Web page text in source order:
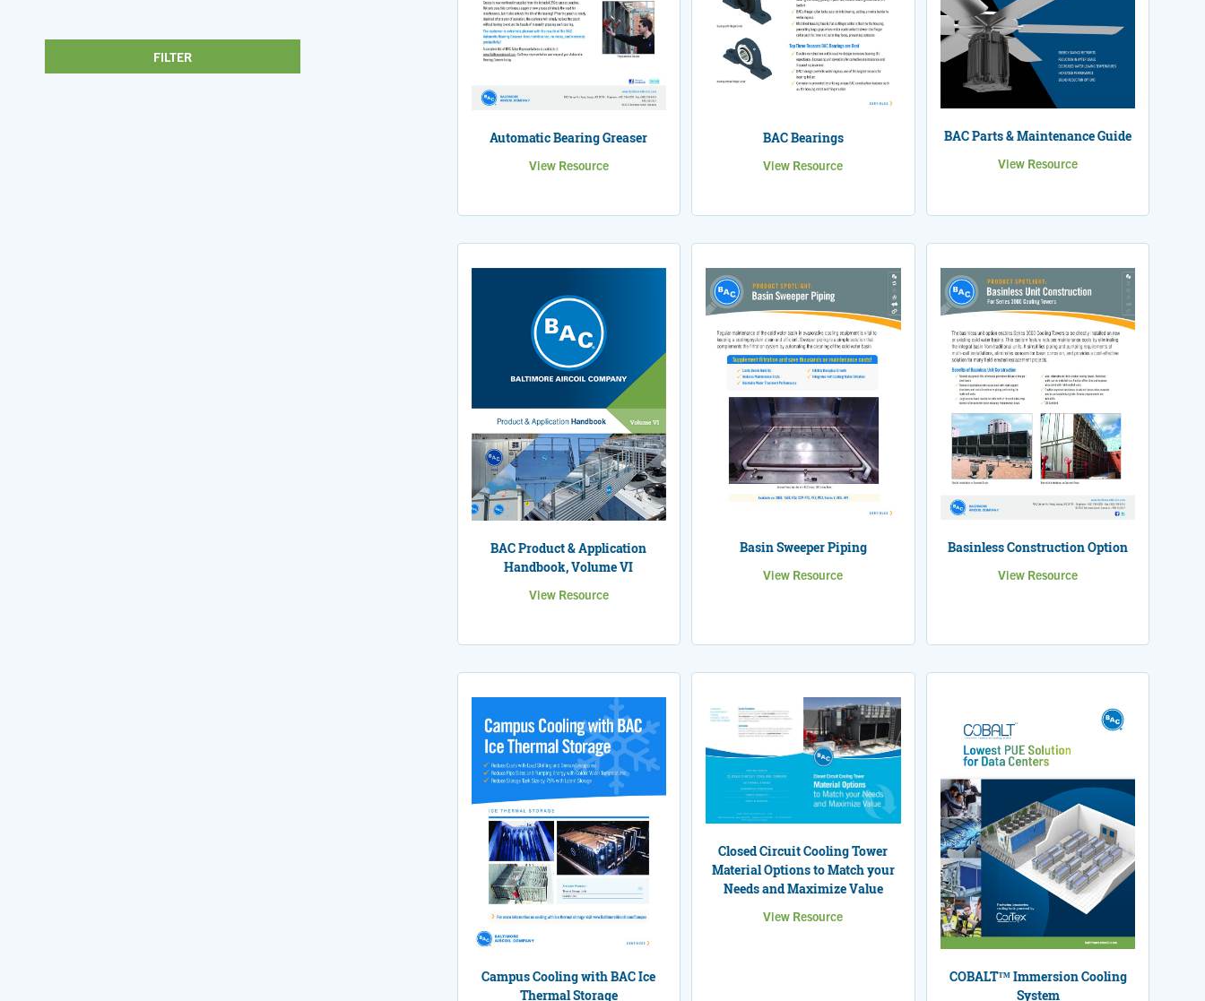
Automatic Bearing Greaser
View Resource
BAC Bearings
View Resource
BAC Parts & Maintenance Guide
View Resource
BAC Product & Application
Handbook, Volume VI
View Resource
Basin Sweeper Piping
View Resource
Basinless Construction Option
View Resource
Campus Cooling with BAC Ice
Thermal Storage
Closed Circuit Cooling Tower
Material Options to Match your
Needs and Maximize Value
View Resource
COBALT™ Immersion Cooling
System